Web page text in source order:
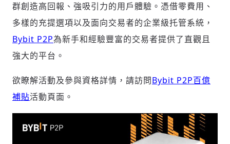
輸入 Email 驗證碼
群創造高回報、強吸引力的用戶體驗。憑借零費用、
多樣的充提選項以及面向交易者的企業級托管系統，
Bybit P2P為新手和經驗豐富的交易者提供了直觀且
強大的平台。
欲瞭解活動及參與資格詳情，請訪問Bybit P2P百億
補貼活動頁面。